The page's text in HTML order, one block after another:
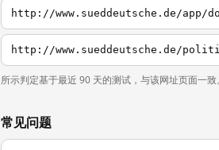
http://www.sueddeutsche.de/app/
所示判定基于最近 90 天的测试，与该网址页面一致。
常见问题